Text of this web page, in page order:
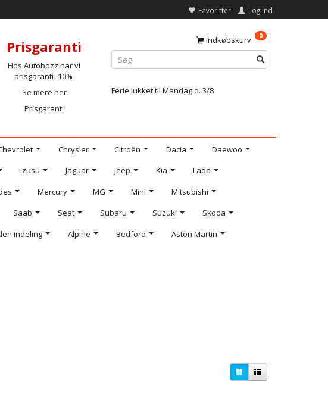
Favoritter Log ind
Prisgaranti
Hos Autobozz har vi
prisgaranti -10%
Se mere her
Prisgaranti
Indkøbskurv 0
Ferie lukket til Mandag d. 3/8
Chrysler Citroën Dacia
Daewoo
Izusu Jaguar Jeep Kia
Lada
Mercury MG Mini
Mitsubishi
Saab Seat Subaru Suzuki
Skoda
indeling Alpine Bedford
Aston Martin